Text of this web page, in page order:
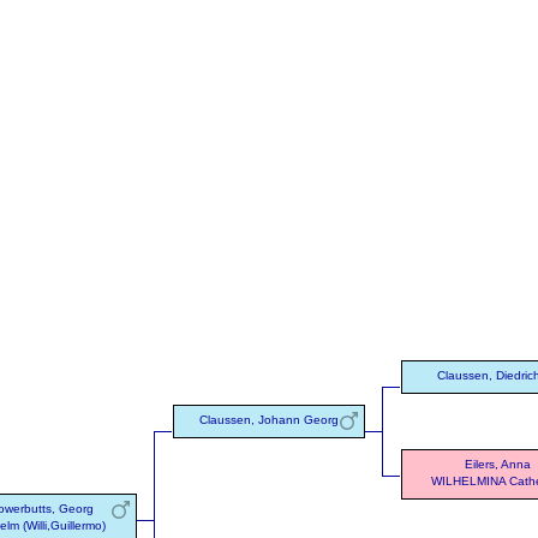
Georg
(Willi,Guillermo)
Claussen, Johann Georg
Claussen,
Eilers, Anna
WILHELMINA